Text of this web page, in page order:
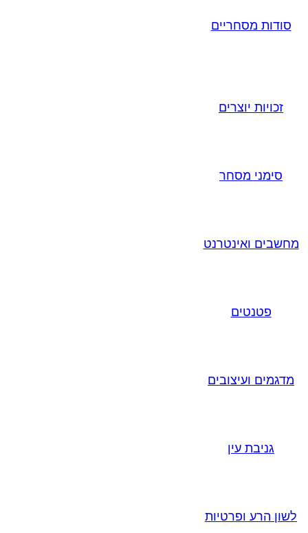
סודות מסחריים
זכויות יוצרים
סימני מסחר
מחשבים ואינטרנט
פטנטים
מדגמים ועיצובים
גניבת עין
לשון הרע ופרטיות